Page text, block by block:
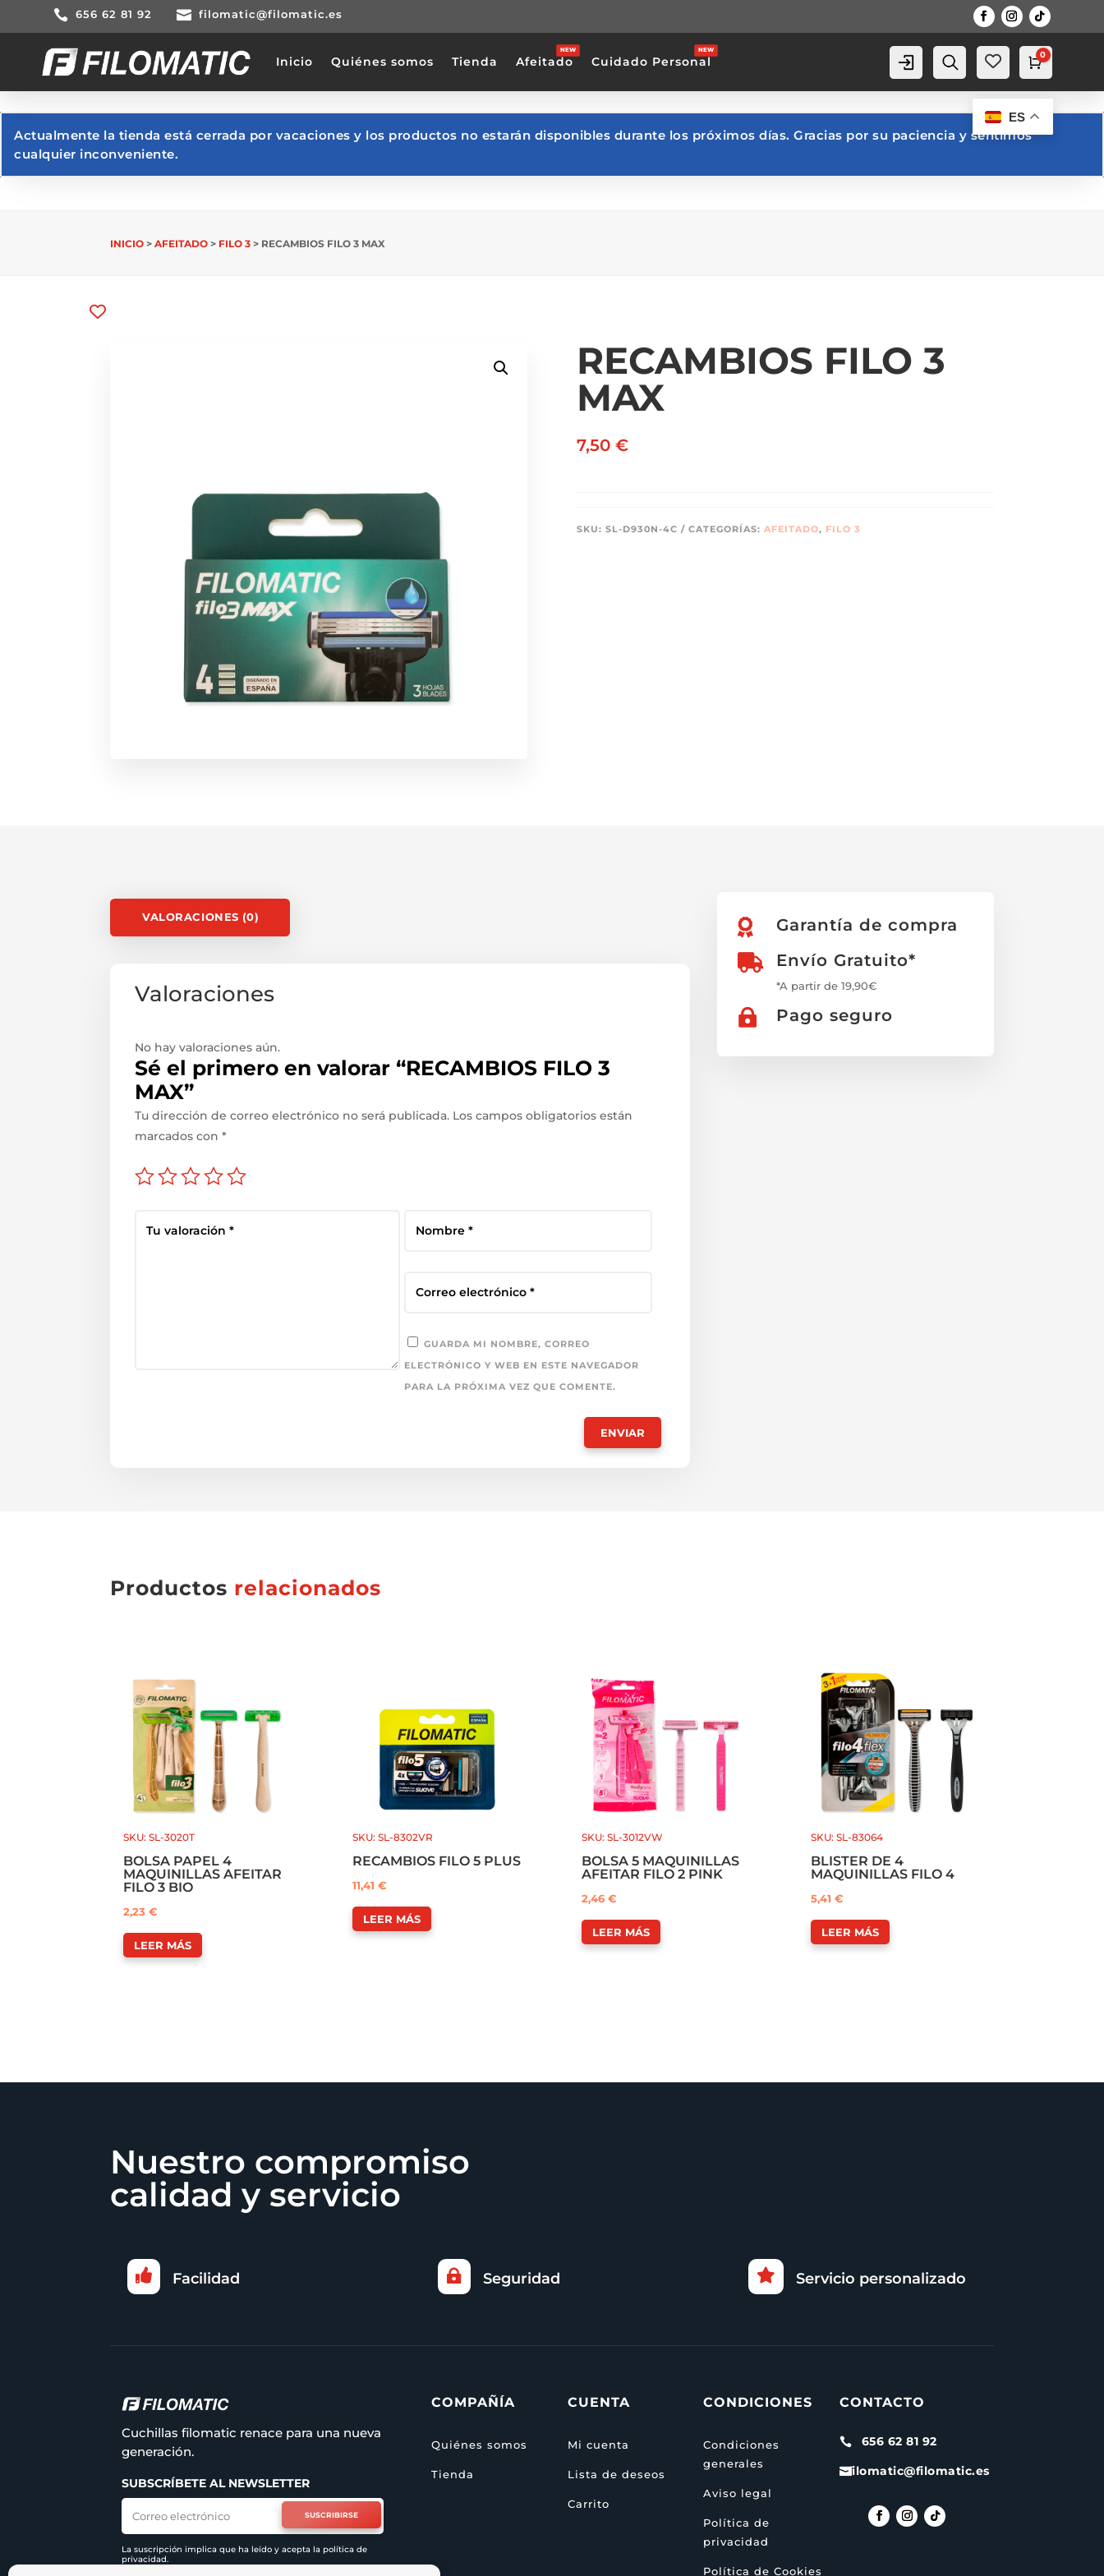
 656 62 81 92  filomatic@filomatic.es
Inicio Quiénes somos Tienda Afeitado Cuidado Personal Cuenta Buscar Carro
0
Actualmente la tienda está cerrada por vacaciones y los productos no estarán disponibles durante los próximos días. Gracias por su paciencia y sentimos
cualquier inconveniente.
INICIO >AFEITADO > FILO 3 > RECAMBIOS FILO 3 MAX
RECAMBIOS FILO 3
MAX
7,50 €
SKU: SL-D930N-4C CATEGORÍAS: AFEITADO, FILO 3
VALORACIONES (0)
Valoraciones
No hay valoraciones aún.
Sé el primero en valorar “RECAMBIOS FILO 3
MAX”
Tu dirección de correo electrónico no será publicada. Los campos obligatorios están
marcados con*
GUARDA MI NOMBRE, CORREO
ELECTRÓNICO Y WEB EN ESTE NAVEGADOR
PARA LA PRÓXIMA VEZ QUE COMENTE.
 Garantía de compra
 Envío Gratuito*
*A partir de 19,90€
 Pago seguro
Productos relacionados
SKU: SL-3020T
BOLSA PAPEL 4
MAQUINILLAS AFEITAR
FILO 3 BIO
2,23€
LEER MÁS
SKU: SL-8302VR
RECAMBIOS FILO 5 PLUS
11,41€
LEER MÁS
SKU: SL-3012VW
BOLSA 5 MAQUINILLAS
AFEITAR FILO 2 PINK
2,46€
LEER MÁS
SKU: SL-83064
BLISTER DE 4
MAQUINILLAS FILO 4
5,41€
LEER MÁS
Nuestro compromiso
calidad y servicio
 Facilidad  Seguridad  Servicio personalizado
Cuchillas filomatic renace para una nueva
generación.
SUBSCRÍBETE AL NEWSLETTER
SUSCRIBIRSE
La suscripción implica que ha leído y acepta la política de
privacidad.
COMPAÑÍA
Quiénes somos
Tienda
CUENTA
Mi cuenta
Lista de deseos
Carrito
CONDICIONES
Condiciones
generales
Aviso legal
Política de
privacidad
Política de Cookies
CONTACTO
 656 62 81 92
filomatic@filomatic.es
ES